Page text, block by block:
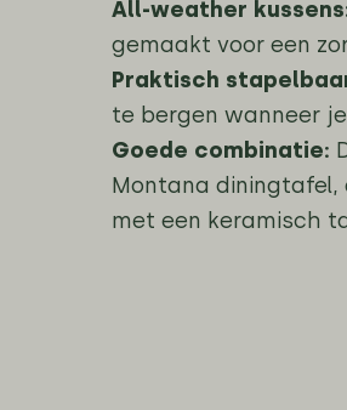
All-weather
gemaakt voor een
Praktisch
te bergen wanneer
Goede combinatie:
Montana
met een keramisch